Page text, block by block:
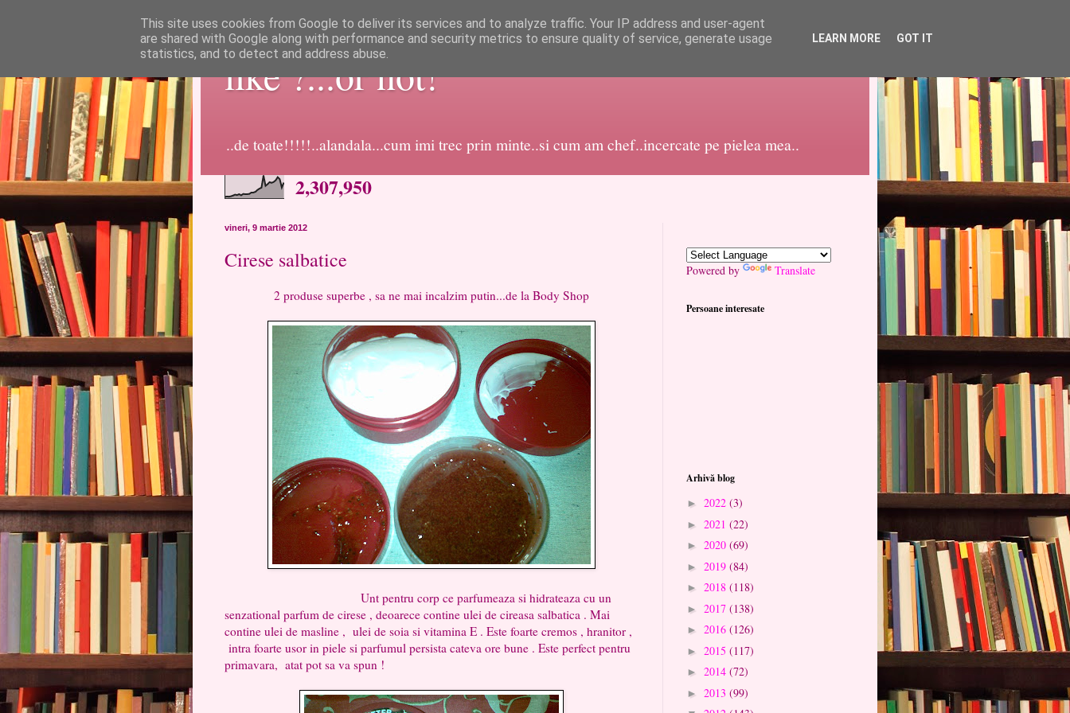
like ?...or not!
..de toate!!!!!..alandala...cum imi trec prin minte..si cum am chef..incercate pe pielea mea..
2,307,950
vineri, 9 martie 2012
Cirese salbatice
2 produse superbe , sa ne mai incalzim putin...de la Body Shop
Unt pentru corp ce parfumeaza si hidrateaza cu un
senzational parfum de cirese , deoarece contine ulei de cireasa salbatica . Mai
contine ulei de masline , ulei de soia si vitamina E . Este foarte cremos , hranitor ,
intra foarte usor in piele si parfumul persista cateva ore bune . Este perfect pentru
primavara, atat pot sa va spun !
Powered by Translate
Persoane interesate
Arhivă blog
► 2022 (3)
► 2021 (22)
► 2020 (69)
► 2019 (84)
► 2018 (118)
► 2017 (138)
► 2016 (126)
► 2015 (117)
► 2014 (72)
► 2013 (99)
This site uses cookies from Google to deliver its services and to analyze traffic. Your IP address and user-agent
are shared with Google along with performance and security metrics to ensure quality of service, generate usage
statistics, and to detect and address abuse.
LEARN MORE GOT IT